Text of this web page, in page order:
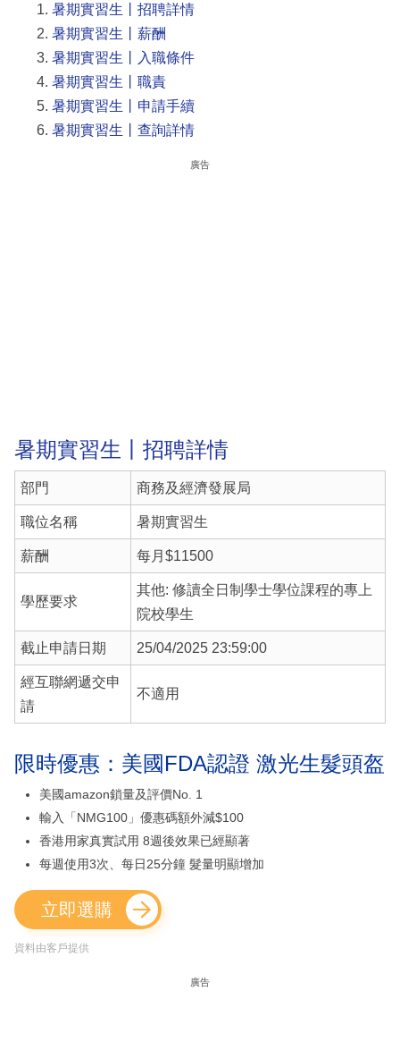
暑期實習生丨招聘詳情
暑期實習生丨薪酬
暑期實習生丨入職條件
暑期實習生丨職責
暑期實習生丨申請手續
暑期實習生丨查詢詳情
廣告
暑期實習生丨招聘詳情
部門 商務及經濟發展局
職位名稱 暑期實習生
薪酬 每月$11500
學歷要求
其他: 修讀全日制學士學位課程的專上
院校學生
截止申請日期 25/04/2025 23:59:00
經互聯網遞交申
請
不適用
限時優惠：美國FDA認證 激光生髮頭盔
美國amazon鎖量及評價No. 1
輸入「NMG100」優惠碼額外減$100
香港用家真實試用 8週後效果已經顯著
每週使用3次、每日25分鐘 髮量明顯增加
立即選購
資料由客戶提供
廣告